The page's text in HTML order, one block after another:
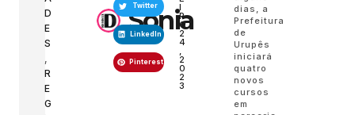
D
E
S
R
E
G
Sonia
Twitter
LinkedIn
Pinterest
I
R
O
2
4
2
0
2
3
dias, a
Prefeitura
de
Urupês
iniciará
quatro
novos
cursos
em